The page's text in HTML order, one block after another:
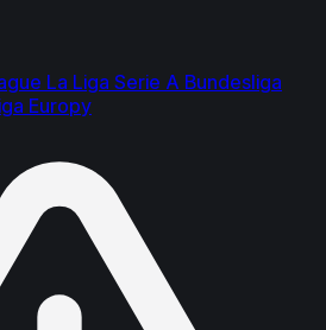
La Liga Serie A Bundesliga
Europy